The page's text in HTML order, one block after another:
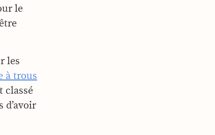
le
les
à trous
classé
d’avoir